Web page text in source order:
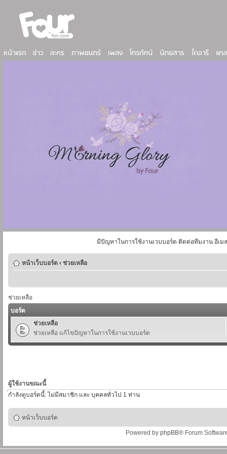
มีปัญหาในการใช้งานเวบบอร์ด ติดต่อทีมงาน อีเม
หน้าเว็บบอร์ด ‹ ช่วยเหลือ
ช่วยเหลือ
บอร์ด
ช่วยเหลือ
ช่วยเหลือ แก้ไขปัญหาในการใช้งานเวบบอร์ด
ผู้ใช้งานขณะนี้
่กำลังดูบอร์ดนี้: ไม่มีสมาชิก และ บุคคลทั่วไป 1 ท่าน
หน้าเว็บบอร์ด
Powered by phpBB® Forum